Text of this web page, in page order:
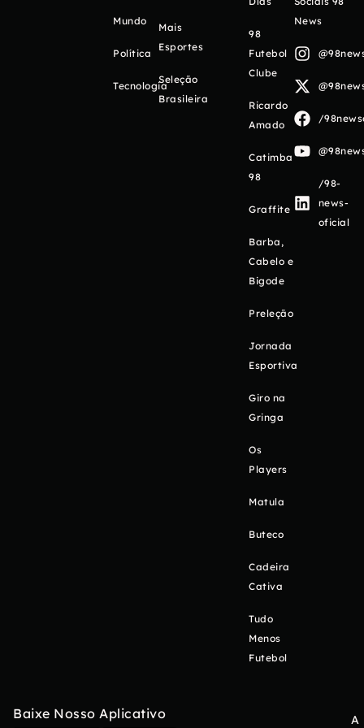
Mundo
Política
Tecnologia
Mais
Esportes
Seleção
Brasileira
98
Futebol
Clube
Ricardo
Amado
Catimba
98
Graffite
Barba,
Cabelo e
Bigode
Preleção
Jornada
Esportiva
Giro na
Gringa
Os
Players
Matula
Buteco
Cadeira
Cativa
Tudo
Menos
Futebol
News
/
/98-
news-
oficial
Baixe Nosso Aplicativo
A